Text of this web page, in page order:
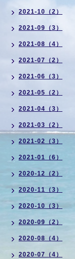
2021-10（2）
2021-09（3）
2021-08（4）
2021-07（2）
2021-06（3）
2021-05（2）
2021-04（3）
2021-03（2）
2021-02（3）
2021-01（6）
2020-12（2）
2020-11（3）
2020-10（3）
2020-09（2）
2020-08（4）
2020-07（4）